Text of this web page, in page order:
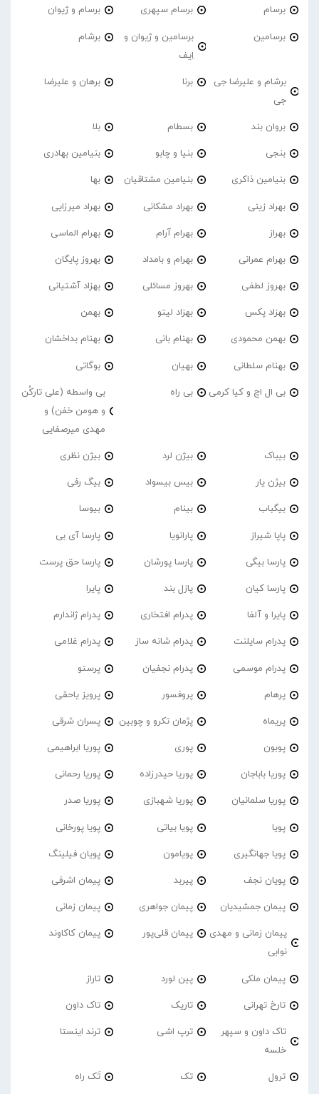
برسام برسام سپهری برسام و ژیوان
برسامین
برسامین و ژیوان و
اِیف
برشام
برشام و علیرضا جی
جی
برنا برهان و علیرضا
بروان بند بسطام بلا
بنجی بنیا و چابو بنیامین بهادری
بنیامین ذاکری بنیامین مشتاقیان بها
بهراد زینی بهراد مشکانی بهراد میرزایی
بهراز بهرام آرام بهرام الماسی
بهرام عمرانی بهرام و بامداد بهروز پایگان
بهروز لطفی بهروز مسائلی بهزاد آشتیانی
بهزاد پکس بهزاد لیتو بهمن
بهمن محمودی بهنام بانی بهنام بداخشان
بهنام سلطانی بهیان بوگاتی
بی ال اچ و کیا کرمی بی راه
بی واسطه (علی تارکُن
و هومن خفن) و
مهدی میرصفایی
بیباک بیژن لرد بیژن نظری
بیژن یار بیس بیسواد بیگ رفی
بیگباب بینام بیوسا
پاپا شیراز پارانویا پارسا آی بی
پارسا بیگی پارسا پورشان پارسا حق پرست
پارسا کیان پازل بند پایرا
پایرا و آلفا پدرام افتخاری پدرام ژاندارم
پدرام‌ سایلنت پدرام شانه ساز پدرام غلامی
پدرام موسمی پدرام نجفیان پرستو
پرهام پروفسور پرویز یاحقی
پریماه پژمان تکرو و چوبین پسران شرقی
پوبون پوری پوریا ابراهیمی
پوریا باباجان پوریا حیدرزاده پوریا رحمانی
پوریا سلمانیان پوریا شهبازی پوریا صدر
پویا پویا بیاتی پویا پورخانی
پویا جهانگیری پویامون پویان فیلینگ
پویان نجف پیربد پیمان اشرفی
پیمان جمشیدیان پیمان جواهری پیمان زمانی
پیمان زمانی و مهدی
نوابی
پیمان قلی‌پور پیمان کاکاوند
پیمان ملکی پین لورد تاراز
تارخ تهرانی تاریک تاک داون
تاک داون و سپهر
خلسه
ترپ اشی ترند اینستا
ترول تک تَک راه